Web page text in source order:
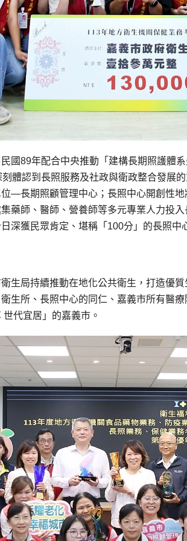
國89年配合中央推動「建構長期照護體
體認到長照服務及社政與衛政整合發展
—長期照顧管理中心；長照中心開創性
藥師、醫師、營養師等多元專業人力投
深獲民眾肯定、堪稱「100分」的長照中
生局持續推動在地化公共衛生，打造優
生所、長照中心的同仁、嘉義市所有醫
代宜居」的嘉義市。